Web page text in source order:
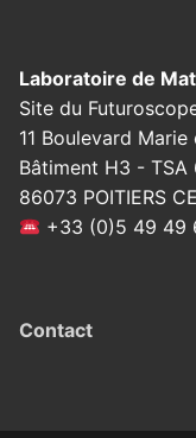
Laboratoire de
Site du
11 Boulevard
Bâtiment H3 - TSA
86073 POITIERS
+33 (0)5 49 49
Contact